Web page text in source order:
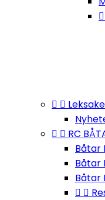

 
  RC
Båtar
Båtar
Båtar
 